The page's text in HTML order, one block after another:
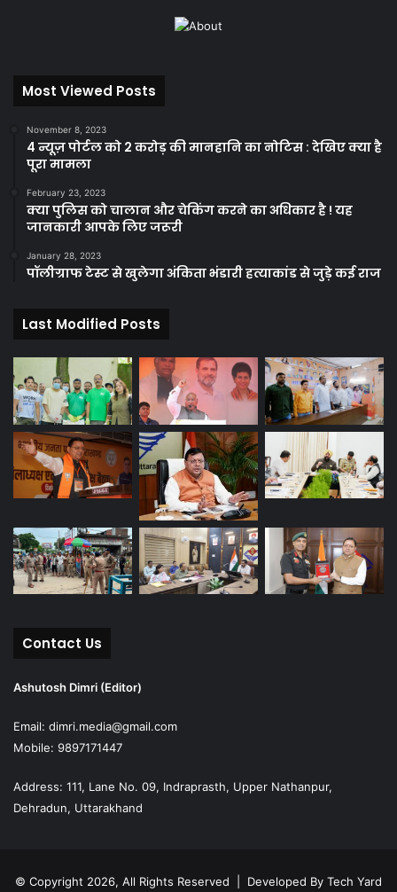
Most Viewed Posts
November 8, 2023
4 न्यूज़ पोर्टल को 2 करोड़ की मानहानि का नोटिस : देखिए क्या है
पूरा मामला
February 23, 2023
क्या पुलिस को चालान और चेकिंग करने का अधिकार है ! यह
जानकारी आपके लिए जरूरी
January 28, 2023
पॉलीग्राफ टेस्ट से खुलेगा अंकिता भंडारी हत्याकांड से जुड़े कई राज
Last Modified Posts
Contact Us
Ashutosh Dimri (Editor)
Email: dimri.media@gmail.com
Mobile: 9897171447
Address: 111, Lane No. 09, Indraprasth, Upper Nathanpur,
Dehradun, Uttarakhand
© Copyright 2026, All Rights Reserved | Developed By Tech Yard